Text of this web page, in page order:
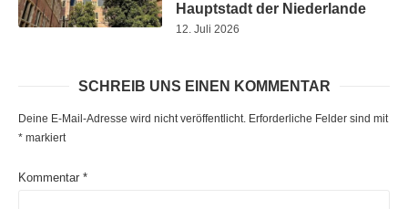
Hauptstadt der Niederlande
12. Juli 2026
SCHREIB UNS EINEN KOMMENTAR
Deine E-Mail-Adresse wird nicht veröffentlicht. Erforderliche Felder sind mit
* markiert
Kommentar *